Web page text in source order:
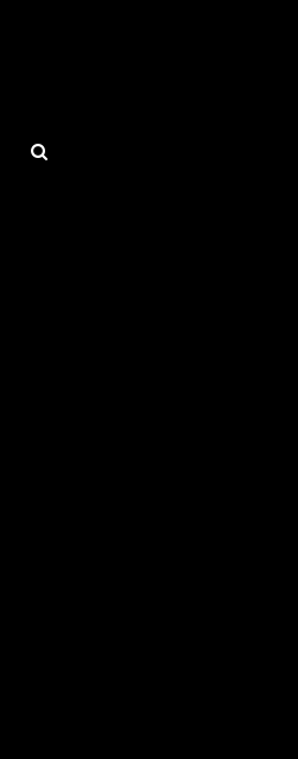
Currency: